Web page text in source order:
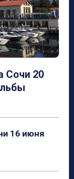
Сочи 20
16 июня